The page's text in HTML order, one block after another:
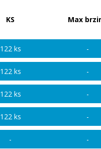
KS Max
122 ks -
122 ks -
122 ks -
122 ks -
- -